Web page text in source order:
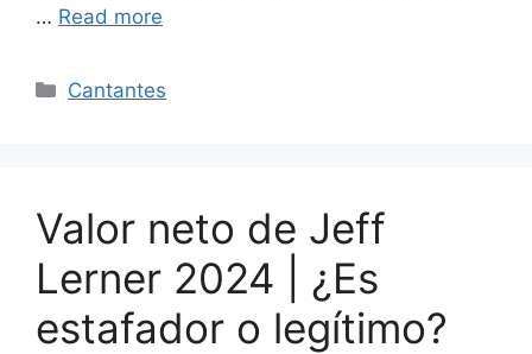
… Read more
Categories
Cantantes
Valor neto de Jeff
Lerner 2024 | ¿Es
estafador o legítimo?